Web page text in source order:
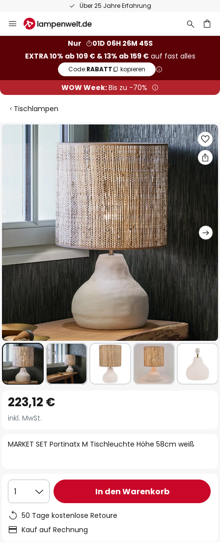
Über 25 Jahre Erfahrung
Inhalt
Nur
01D 06H 26M 44S
EXTRA 10% ab 109 € & 13% ab 159 €auf fast alles
Code:RABATT kopieren
WOW Week:Bis zu -70%
Tischlampen
Zum
Bildgalerie
springen
Anfang
der
springen
MARKET SET Portinatx M Tischleuchte Höhe 58cm weiß
223,12 €
inkl. MwSt.
1 In den Warenkorb
50 Tage kostenlose Retoure
Kauf auf Rechnung